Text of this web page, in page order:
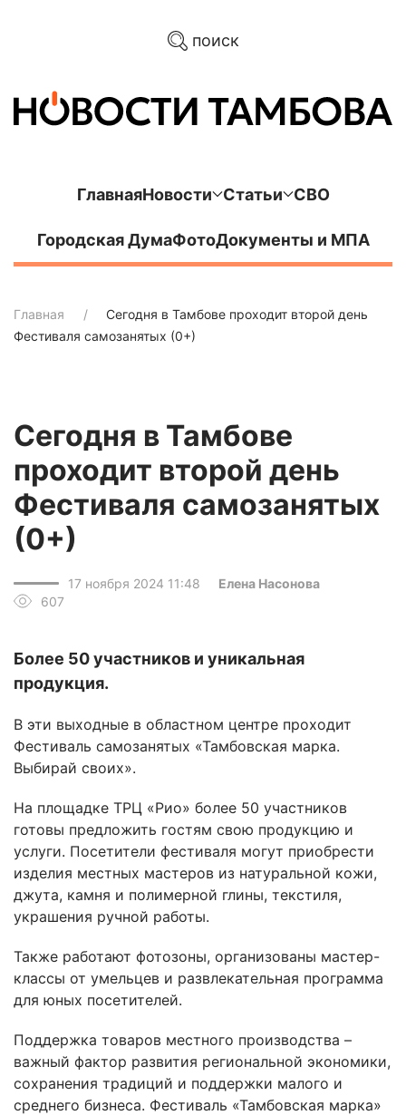
поиск
ГлавнаяНовости Статьи СВО
Городская ДумаФотоДокументы и МПА
Главная
Сегодня в Тамбове проходит второй день
Фестиваля самозанятых (0+)
Сегодня в Тамбове
проходит второй день
Фестиваля самозанятых
(0+)
17 ноября 2024 11:48
Елена Насонова
607
Более 50 участников и уникальная
продукция.
В эти выходные в областном центре проходит
Фестиваль самозанятых «Тамбовская марка.
Выбирай своих».
На площадке ТРЦ «Рио» более 50 участников
готовы предложить гостям свою продукцию и
услуги. Посетители фестиваля могут приобрести
изделия местных мастеров из натуральной кожи,
джута, камня и полимерной глины, текстиля,
украшения ручной работы.
Также работают фотозоны, организованы мастер-
классы от умельцев и развлекательная программа
для юных посетителей.
Поддержка товаров местного производства –
важный фактор развития региональной экономики,
сохранения традиций и поддержки малого и
среднего бизнеса. Фестиваль «Тамбовская марка»